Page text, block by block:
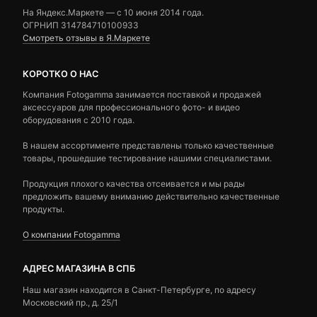
На Яндекс.Маркете — c 10 июня 2014 года.
ОГРНИП 314784710100933
Смотреть отзывы в Я.Маркете
КОРОТКО О НАС
Компания Fotogamma занимается поставкой и продажей
аксессуаров для профессионального фото- и видео
оборудования с 2010 года.
В нашем ассортименте представлены только качественные
товары, прошедшие тестирование нашими специалистами.
Продукция плохого качества отсеивается и мы рады
предложить вашему вниманию действительно качественные
продукты.
О компании Fotogamma
АДРЕС МАГАЗИНА В СПБ
Наш магазин находится в Санкт-Петербурге, по адресу
Московский пр., д. 25/1